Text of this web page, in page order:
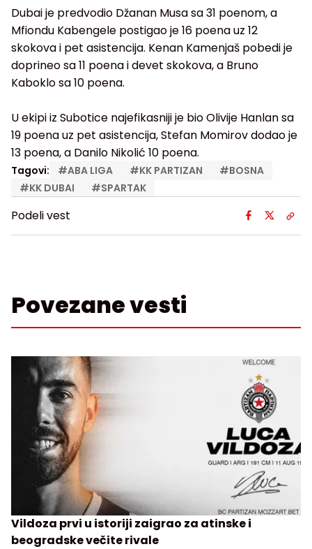
Dubai je predvodio Džanan Musa sa 31 poenom, a
Mfiondu Kabengele postigao je 16 poena uz 12
skokova i pet asistencija. Kenan Kamenjaš pobedi je
doprineo sa 11 poena i devet skokova, a Bruno
Kaboklo sa 10 poena.
U ekipi iz Subotice najefikasniji je bio Olivije Hanlan sa
19 poena uz pet asistencija, Stefan Momirov dodao je
13 poena, a Danilo Nikolić 10 poena.
Tagovi: #ABA LIGA #KK PARTIZAN #BOSNA
#KK DUBAI #SPARTAK
Podeli vest
Povezane vesti
Vildoza prvi u istoriji zaigrao za atinske i
beogradske večite rivale